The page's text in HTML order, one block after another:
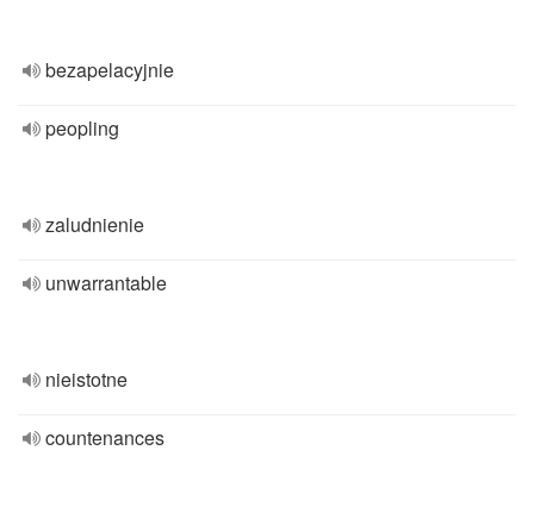
bezapelacyjnie
peopling
zaludnienie
unwarrantable
nieistotne
countenances